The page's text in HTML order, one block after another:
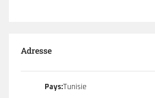
Adresse
Pays: Tunisie